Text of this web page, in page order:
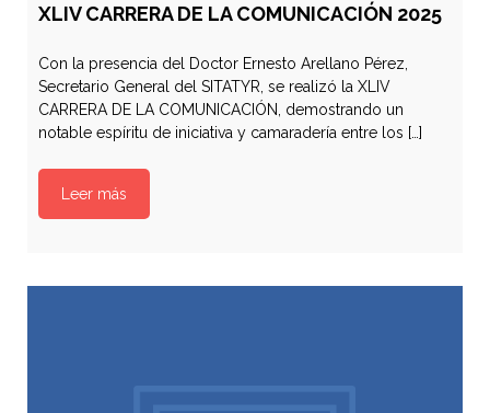
XLIV CARRERA DE LA COMUNICACIÓN 2025
Con la presencia del Doctor Ernesto Arellano Pérez,
Secretario General del SITATYR, se realizó la XLIV
CARRERA DE LA COMUNICACIÓN, demostrando un
notable espíritu de iniciativa y camaradería entre los […]
Leer más